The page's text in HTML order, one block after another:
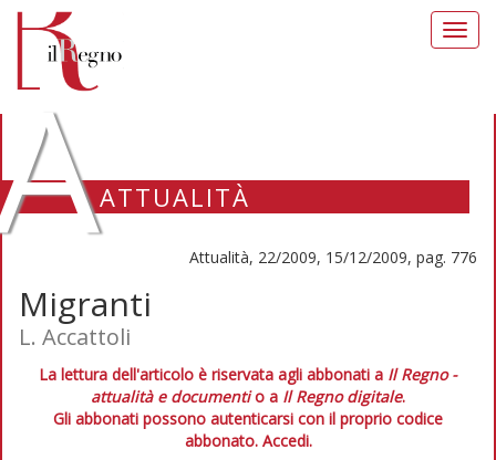
ATTUALITÀ
Attualità, 22/2009, 15/12/2009, pag. 776
Migranti
L. Accattoli
La lettura dell'articolo è riservata agli abbonati a Il Regno -
attualità e documentio a Il Regno digitale.
Gli abbonati possono autenticarsi con il proprio codice
abbonato. Accedi.